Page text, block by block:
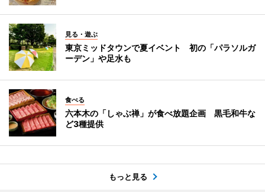
見る・遊ぶ
東京ミッドタウンで夏イベント 初の「パラソルガ
ーデン」や足水も
食べる
六本木の「しゃぶ禅」が食べ放題企画 黒毛和牛な
ど3種提供
もっと見る